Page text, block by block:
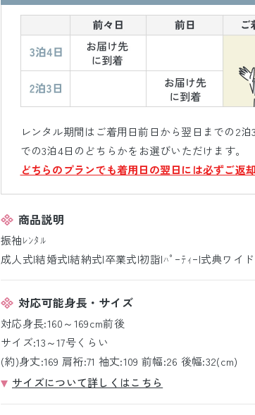
レンタル期間はご着用日前日から翌日までの2
での3泊4日のどちらかをお選びいただけます。
どちらのプランでも着用日の翌日には必ずご返却
商品説明
振袖ﾚﾝﾀﾙ
成人式|結婚式|結納式|卒業式|初詣|ﾊﾟｰﾃｨｰ|式典ワイ
対応可能身長・サイズ
対応身長:160～169cm前後
サイズ:13～17号くらい
(約)身丈:169 肩裄:71 袖丈:109 前幅:26 後幅:32(cm)
サイズについて詳しくはこちら